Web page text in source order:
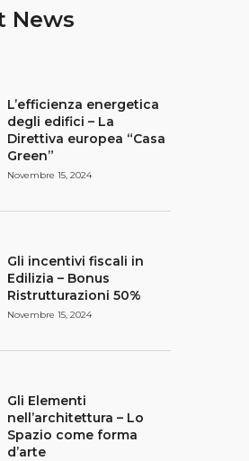
News
L’efficienza energetica
degli edifici – La
Direttiva europea “Casa
Green”
Novembre 15, 2024
Gli incentivi fiscali in
Edilizia – Bonus
Ristrutturazioni 50%
Novembre 15, 2024
Gli Elementi
nell’architettura – Lo
Spazio come forma
d’arte